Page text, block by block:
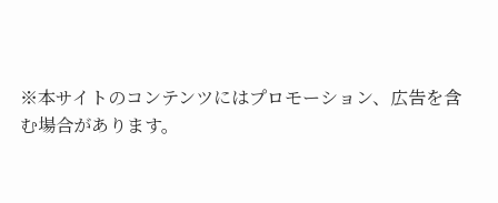
※本サイトのコンテンツにはプロモーション、広告を含
む場合があります。